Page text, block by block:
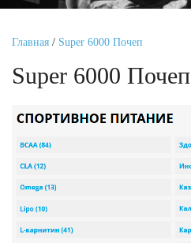
Главная / Super 6000 Почеп
Super 6000 Почеп